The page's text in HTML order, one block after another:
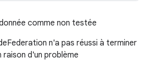
comme non testée
n'a pas réussi à terminer
raison d'un problème